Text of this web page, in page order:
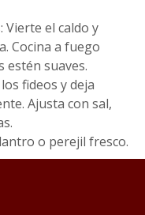
Vierte el caldo y
Cocina a fuego
estén suaves.
fideos y deja
Ajusta con sal,
o perejil fresco.